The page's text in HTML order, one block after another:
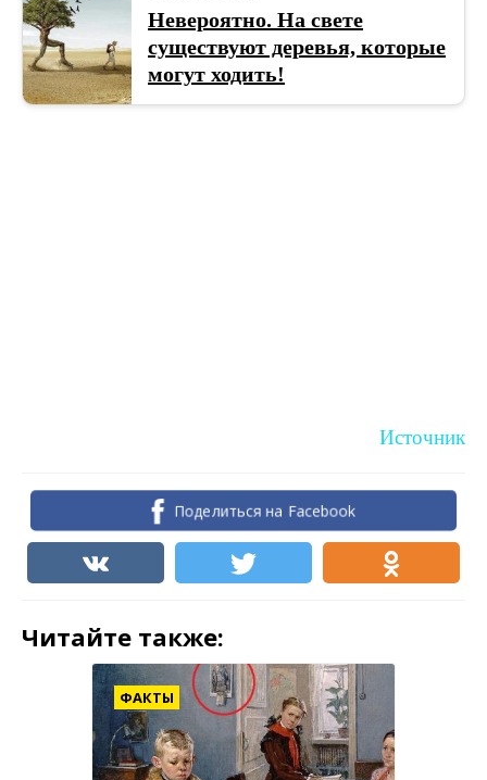
Невероятно. На свете
существуют деревья, которые
могут ходить!
Источник
Поделиться на Facebook
Читайте также:
ФАКТЫ